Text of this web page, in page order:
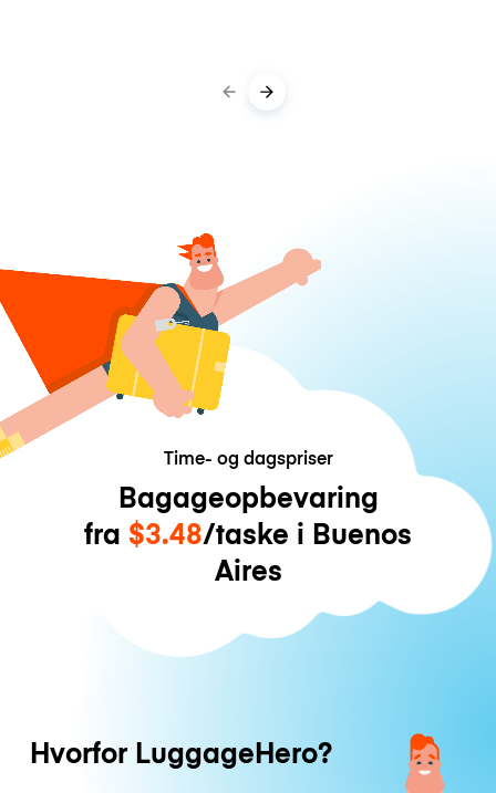
Time- og dagspriser
Bagageopbevaring
fra $3.48/taske i Buenos
Aires
Hvorfor LuggageHero?